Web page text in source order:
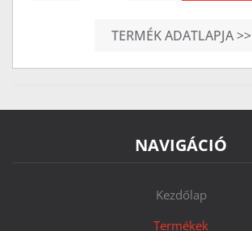
TERMÉK ADATLAPJA >>
NAVIGÁCIÓ
Kezdőlap
Termékek